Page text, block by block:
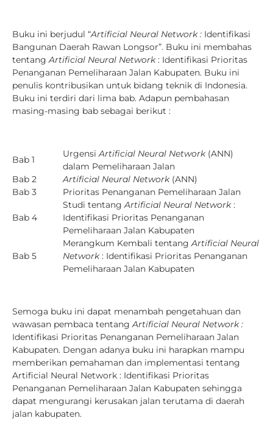
Buku ini berjudul “Artificial Neural Network : Identifikasi
Bangunan Daerah Rawan Longsor”. Buku ini membahas
tentangArtificial Neural Network: Identifikasi Prioritas
Penanganan Pemeliharaan Jalan Kabupaten. Buku ini
penulis kontribusikan untuk bidang teknik di Indonesia.
Buku ini terdiri dari lima bab. Adapun pembahasan
masing-masing bab sebagai berikut :
Bab 1
UrgensiArtificial Neural Network(ANN)
dalam Pemeliharaan Jalan
Bab 2
Artificial Neural Network(ANN)
Bab 3
Prioritas Penanganan Pemeliharaan Jalan
Bab 4
Studi tentangArtificial Neural Network:
Identifikasi Prioritas Penanganan
Pemeliharaan Jalan Kabupaten
Bab 5
Merangkum Kembali tentangArtificial Neural
Network: Identifikasi Prioritas Penanganan
Pemeliharaan Jalan Kabupaten
Semoga buku ini dapat menambah pengetahuan dan
wawasan pembaca tentangArtificial Neural Network :
Identifikasi Prioritas Penanganan Pemeliharaan Jalan
Kabupaten. Dengan adanya buku ini harapkan mampu
memberikan pemahaman dan implementasi tentang
Artificial Neural Network : Identifikasi Prioritas
Penanganan Pemeliharaan Jalan Kabupaten sehingga
dapat mengurangi kerusakan jalan terutama di daerah
jalan kabupaten.